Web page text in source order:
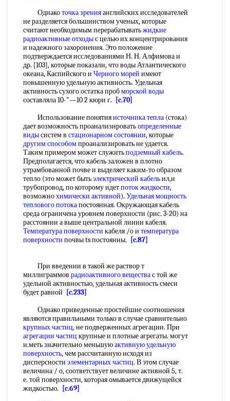
Однакоточка зренияанглийских исследователей
не разделяется большинством ученых, которые
считают необходимым перерабатыватьжидкие
радиоактивные отходыс целью их концентрирования
и надежного захоронения. Это положение
подтверждается исследованиями Н. Н. Алфимова и
др. [103], которые показали, что воды Атлантического
океана, Каспийского и Черного морей имеют
повышенную удельную активность. Удельная
активность сухого остатка пробморской воды
составляла 10-"—10 2 кюри г.
[c.70]
Использование понятияисточника тепла (стока)
дает возможность проанализироватьопределенные
видысистем в стационарном состоянии, которые
другим способомпроанализировать не удается.
Таким примером может служитьподземный кабель.
Предполагается, что кабель заложен в плотно
утрамбованной почве и выделяет каким-то образом
тепло (это может бытьэлектрический кабельил,и
трубопровод, по которому идетпоток жидкости,
возможнохимически активной). Удельная мощность
теплового потокапостоянная. Окружающая кабель
среда ограничена уровнем поверхности (рис. 3-20) на
расстоянии а выше центральной линии кабеля.
Температура поверхности кабеля /о и температура
поверхности почвы ts постоянны. [c.87]
При введении в такой же раствор т
миллиграммов радиоактивного веществас той же
удельной активностью, удельная активность смеси
будет равной
[c.233]
Однако приведенные простейшие соотношения
являются правильными только в случае сравнительно
крупных частиц, не подверженных агрегации. При
агрегации частиц крупные и плотные агрегаты. могут
и.меть значительно меньшуюактивную удельную
поверхность, чем рассчитанную исходя из
дисперсности элементарных частиц. В этом случае
величина / о, соответствует величине активной 5, т.
е. той поверхности, которая омывается движущейся
жидкостью.
[c.69]